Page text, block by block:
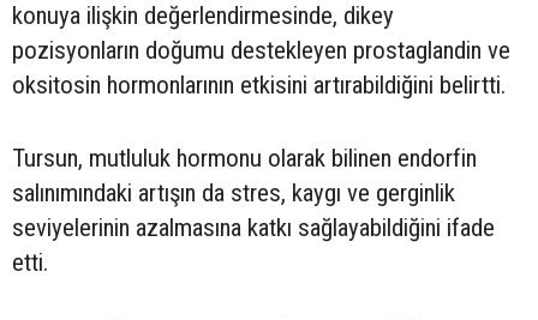
konuya ilişkin değerlendirmesinde, dikey
pozisyonların doğumu destekleyen prostaglandin ve
oksitosin hormonlarının etkisini artırabildiğini belirtti.
Tursun, mutluluk hormonu olarak bilinen endorfin
salınımındaki artışın da stres, kaygı ve gerginlik
seviyelerinin azalmasına katkı sağlayabildiğini ifade
etti.